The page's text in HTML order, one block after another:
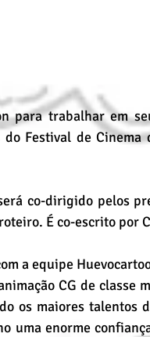
para trabalhar em
Festival de
co-dirigido pelos
É co-escrito por
a equipe
os maiores talentos
uma enorme